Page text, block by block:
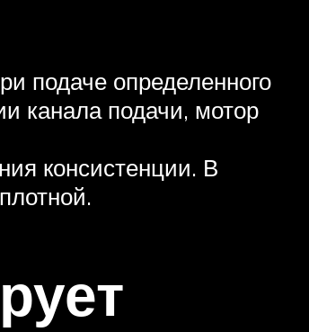
подаче определенного
канала подачи, мотор
консистенции. В